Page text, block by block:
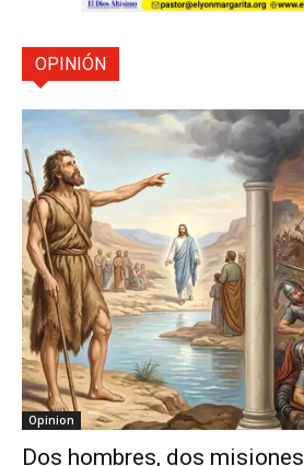
OPINIÓN
Opinion
Dos hombres, dos misiones